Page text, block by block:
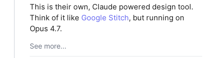
This is their own, Claude powered design tool.
Think of it like Google Stitch, but running on
Opus 4.7.
See more...